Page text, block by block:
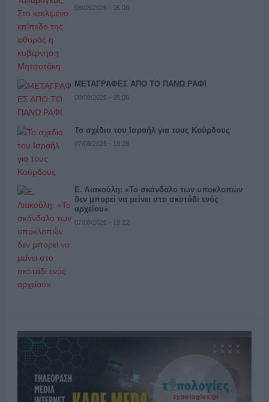
08/08/2026 - 05:06
ΜΕΤΑΓΡΑΦΕΣ ΑΠΟ ΤΟ ΠΑΝΩ ΡΑΦΙ
08/08/2026 - 05:06
Το σχέδιο του Ισραήλ για τους Κούρδους
07/08/2026 - 19:28
Ε. Λιακούλη: «Το σκάνδαλο των υποκλοπών
δεν μπορεί να μείνει στο σκοτάδι ενός
αρχείου»
07/08/2026 - 19:22